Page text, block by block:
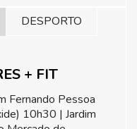
DESPORTO
+ FIT
Fernando Pessoa
10h30 | Jardim